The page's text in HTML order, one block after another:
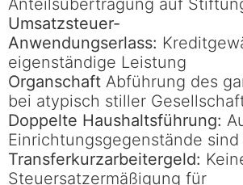
Anteilsübertragung auf
Umsatzsteuer-
Anwendungserlass:
eigenständige Leistung
Organschaft Abführung des
bei atypisch stiller
Doppelte Haushaltsführung:
Einrichtungsgegenstände
Transferkurzarbeitergeld:
Steuersatzermäßigung für